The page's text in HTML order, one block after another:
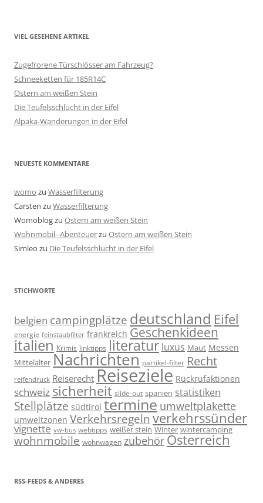
VIEL GESEHENE ARTIKEL
Zugefrorene Türschlösser am Fahrzeug?
Schneeketten für 185R14C
Ostern am weißen Stein
Die Teufelsschlucht in der Eifel
Alpaka-Wanderungen in der Eifel
NEUESTE KOMMENTARE
womo zu Wasserfilterung
Carsten zu Wasserfilterung
Womoblogzu Ostern am weißen Stein
Wohnmobil--Abenteuerzu Ostern am weißen Stein
Simleo zu Die Teufelsschlucht in der Eifel
STICHWORTE
belgien campingplätze deutschland Eifel
energie feinstaubfilter frankreich Geschenkideen
italien Krimis linktipps literatur luxus Maut Messen
Mittelalter Nachrichten partikel-filter Recht
reifendruck Reiserecht Reiseziele Rückrufaktionen
schweiz sicherheit slide-out spanien statistiken
Stellplätze südtirol termine umweltplakette
umweltzonen Verkehrsregeln verkehrssünder
vignette vw-bus webtipps weißer stein Winter wintercamping
wohnmobile wohnwagen zubehör Österreich
RSS-FEEDS & ANDERES